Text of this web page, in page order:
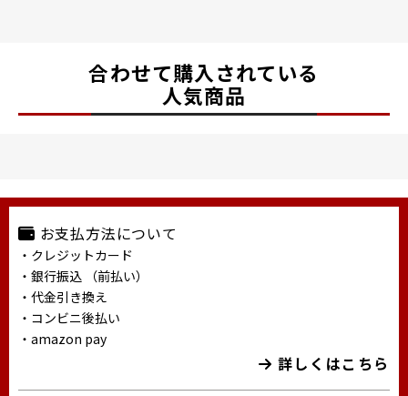
合わせて購入されている
人気商品
お支払方法について
・クレジットカード
・銀行振込 （前払い）
・代金引き換え
・コンビニ後払い
・amazon pay
詳しくはこちら